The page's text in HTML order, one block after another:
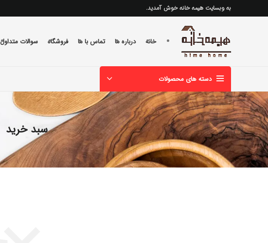
به وبسایت هیمه خانه خوش آمدید.
خانه درباره ما تماس با ما فروشگاه سوالات متداول
دسته های محصولات
سبد خرید